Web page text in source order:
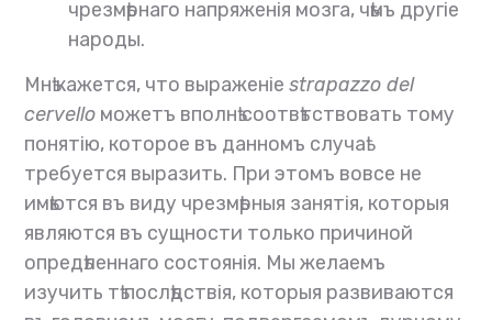
чрезмѣрнаго напряженія мозга, чѣмъ другіе
народы.
Мнѣ кажется, что выраженіеstrapazzo del
cervello можетъ вполнѣ соотвѣтствовать тому
понятію, которое въ данномъ случаѣ
требуется выразить. При этомъ вовсе не
имѣются въ виду чрезмѣрныя занятія, которыя
являются въ сущности только причиной
опредѣленнаго состоянія. Мы желаемъ
изучить тѣ послѣдствія, которыя развиваются